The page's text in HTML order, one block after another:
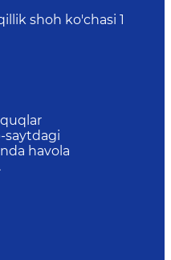
shoh ko'chasi 1
saytdagi
havola